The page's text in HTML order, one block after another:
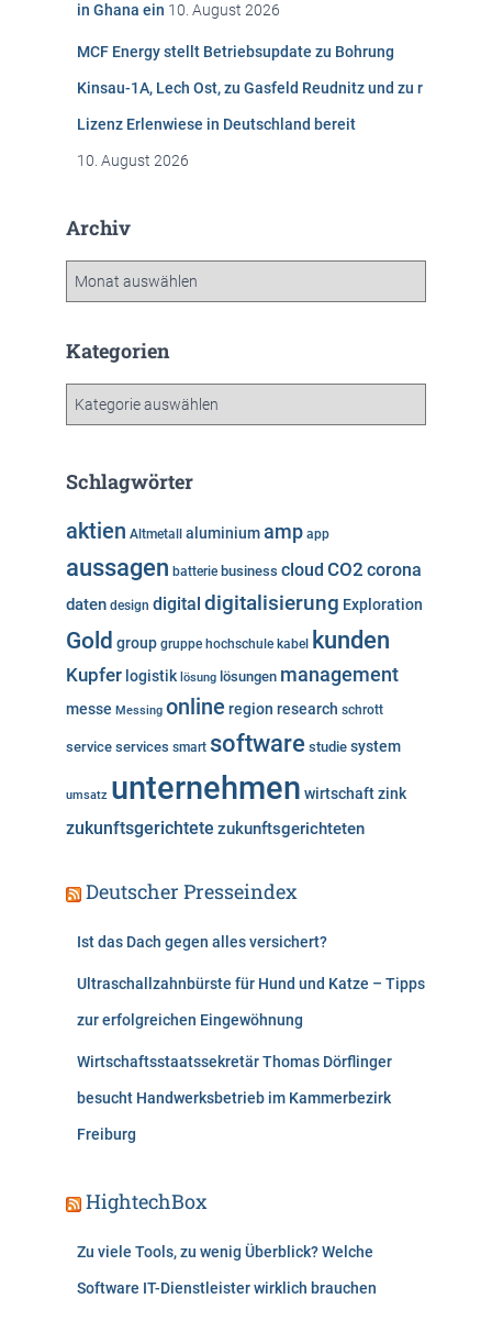
in Ghana ein 10. August 2026
MCF Energy stellt Betriebsupdate zu Bohrung
Kinsau-1A, Lech Ost, zu Gasfeld Reudnitz und zu r
Lizenz Erlenwiese in Deutschland bereit
10. August 2026
Archiv
h
Kategorien
g
r
i
n
Schlagwörter
aktien Altmetall aluminiumamp app
aussagen batterie business cloud CO2 corona
daten design digital digitalisierung Exploration
Gold group gruppe hochschule kabel kunden
Kupfer logistik lösung lösungen management
messe Messing online region research schrott
service services smart software studie system
umsatz unternehmen wirtschaftzink
zukunftsgerichtete zukunftsgerichteten
Deutscher Presseindex
Ist das Dach gegen alles versichert?
Ultraschallzahnbürste für Hund und Katze – Tipps
zur erfolgreichen Eingewöhnung
Wirtschaftsstaatssekretär Thomas Dörflinger
besucht Handwerksbetrieb im Kammerbezirk
Freiburg
HightechBox
Zu viele Tools, zu wenig Überblick? Welche
Software IT-Dienstleister wirklich brauchen